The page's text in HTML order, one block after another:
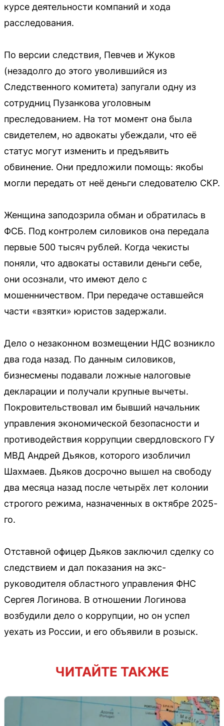
курсе деятельности компаний и хода
расследования.
По версии следствия, Певчев и Жуков
(незадолго до этого уволившийся из
Следственного комитета) запугали одну из
сотрудниц Пузанкова уголовным
преследованием. На тот момент она была
свидетелем, но адвокаты убеждали, что её
статус могут изменить и предъявить
обвинение. Они предложили помощь: якобы
могли передать от неё деньги следователю СКР.
Женщина заподозрила обман и обратилась в
ФСБ. Под контролем силовиков она передала
первые 500 тысяч рублей. Когда чекисты
поняли, что адвокаты оставили деньги себе,
они осознали, что имеют дело с
мошенничеством. При передаче оставшейся
части «взятки» юристов задержали.
Дело о незаконном возмещении НДС возникло
два года назад. По данным силовиков,
бизнесмены подавали ложные налоговые
декларации и получали крупные вычеты.
Покровительствовал им бывший начальник
управления экономической безопасности и
противодействия коррупции свердловского ГУ
МВД Андрей Дьяков, которого изобличил
Шахмаев. Дьяков досрочно вышел на свободу
два месяца назад после четырёх лет колонии
строгого режима, назначенных в октябре 2025-
го.
Отставной офицер Дьяков заключил сделку со
следствием и дал показания на экс-
руководителя областного управления ФНС
Сергея Логинова. В отношении Логинова
возбудили дело о коррупции, но он успел
уехать из России, и его объявили в розыск.
ЧИТАЙТЕ ТАКЖЕ